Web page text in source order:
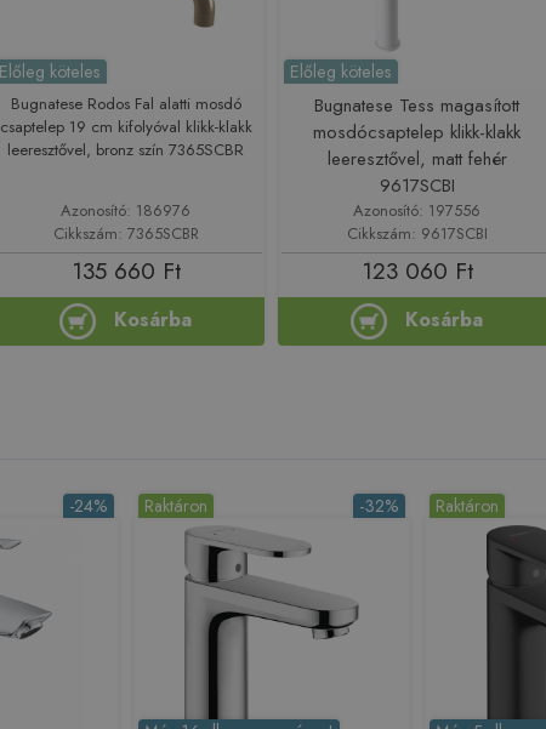
Előleg köteles
Bugnatese Rodos Fal alatti mosdó
csaptelep 19 cm kifolyóval klikk-klakk
leeresztővel, bronz szín 7365SCBR
Azonosító: 186976
Cikkszám: 7365SCBR
135 660 Ft
Kosárba
Előleg köteles
Bugnatese Tess magasított
mosdócsaptelep klikk-klakk
leeresztővel, matt fehér
9617SCBI
Azonosító: 197556
Cikkszám: 9617SCBI
123 060 Ft
Kosárba
-24% -32%
Raktáron Raktáron